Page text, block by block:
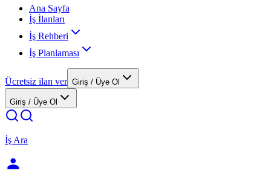
Ana Sayfa
İş İlanları
İş Rehberi
İş Planlaması
Ücretsiz ilan ver Giriş / Üye Ol
Giriş / Üye Ol
İş Ara